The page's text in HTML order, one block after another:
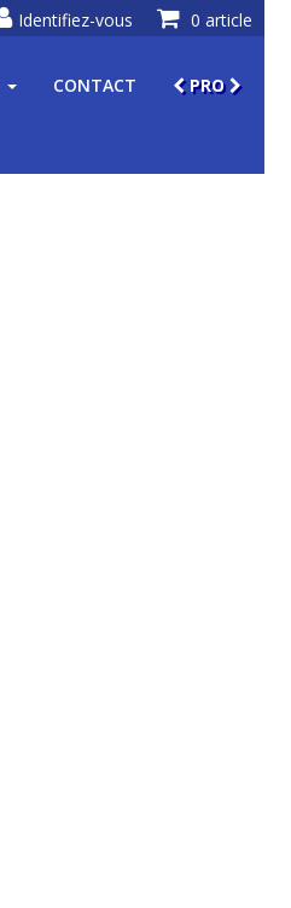
CONTACT PRO
0 article
Identifiez-vous